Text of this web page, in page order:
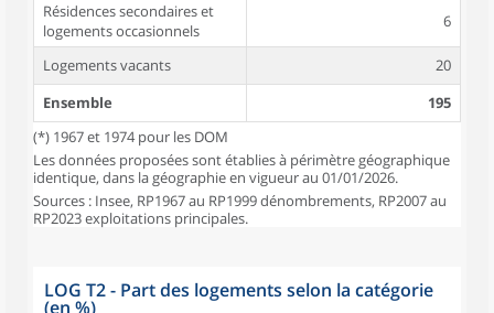
Résidences secondaires et
logements occasionnels
6
Logements vacants
20
Ensemble
195
(*) 1967 et 1974 pour les DOM
Les données proposées sont établies à périmètre géographique
identique, dans la géographie en vigueur au 01/01/2026.
Sources : Insee, RP1967 au RP1999 dénombrements, RP2007 au
RP2023 exploitations principales.
LOG T2 - Part des logements selon la catégorie
(en %)